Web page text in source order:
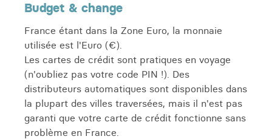
Budget & change
France étant dans la Zone Euro, la monnaie
utilisée est l'Euro (€).
Les cartes de crédit sont pratiques en voyage
(n'oubliez pas votre code PIN !). Des
distributeurs automatiques sont disponibles dans
la plupart des villes traversées, mais il n'est pas
garanti que votre carte de crédit fonctionne sans
problème en France.